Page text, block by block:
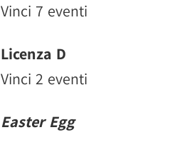
Vinci 7 eventi
Licenza D
Vinci 2 eventi
Easter Egg